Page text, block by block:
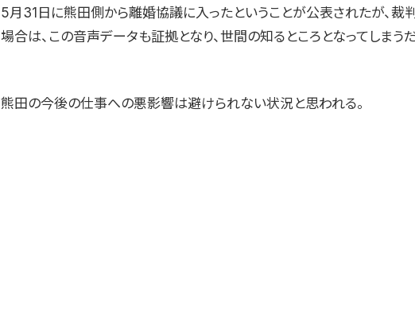
5月31日に熊田側から離婚協議に入ったということが公表されたが、裁
場合は、この音声データも証拠となり、世間の知るところとなってしまうだ
熊田の今後の仕事への悪影響は避けられない状況と思われる。